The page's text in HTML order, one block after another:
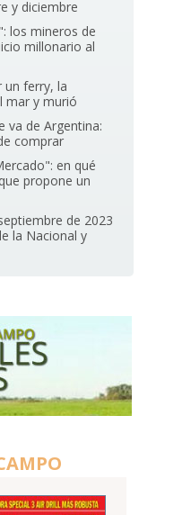
y diciembre
los mineros de
millonario al
un ferry, la
mar y murió
va de Argentina:
comprar
en qué
propone un
de 2023
la Nacional y